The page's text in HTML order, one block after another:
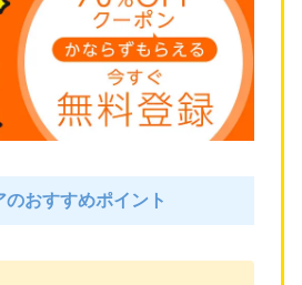
のおすすめポイント